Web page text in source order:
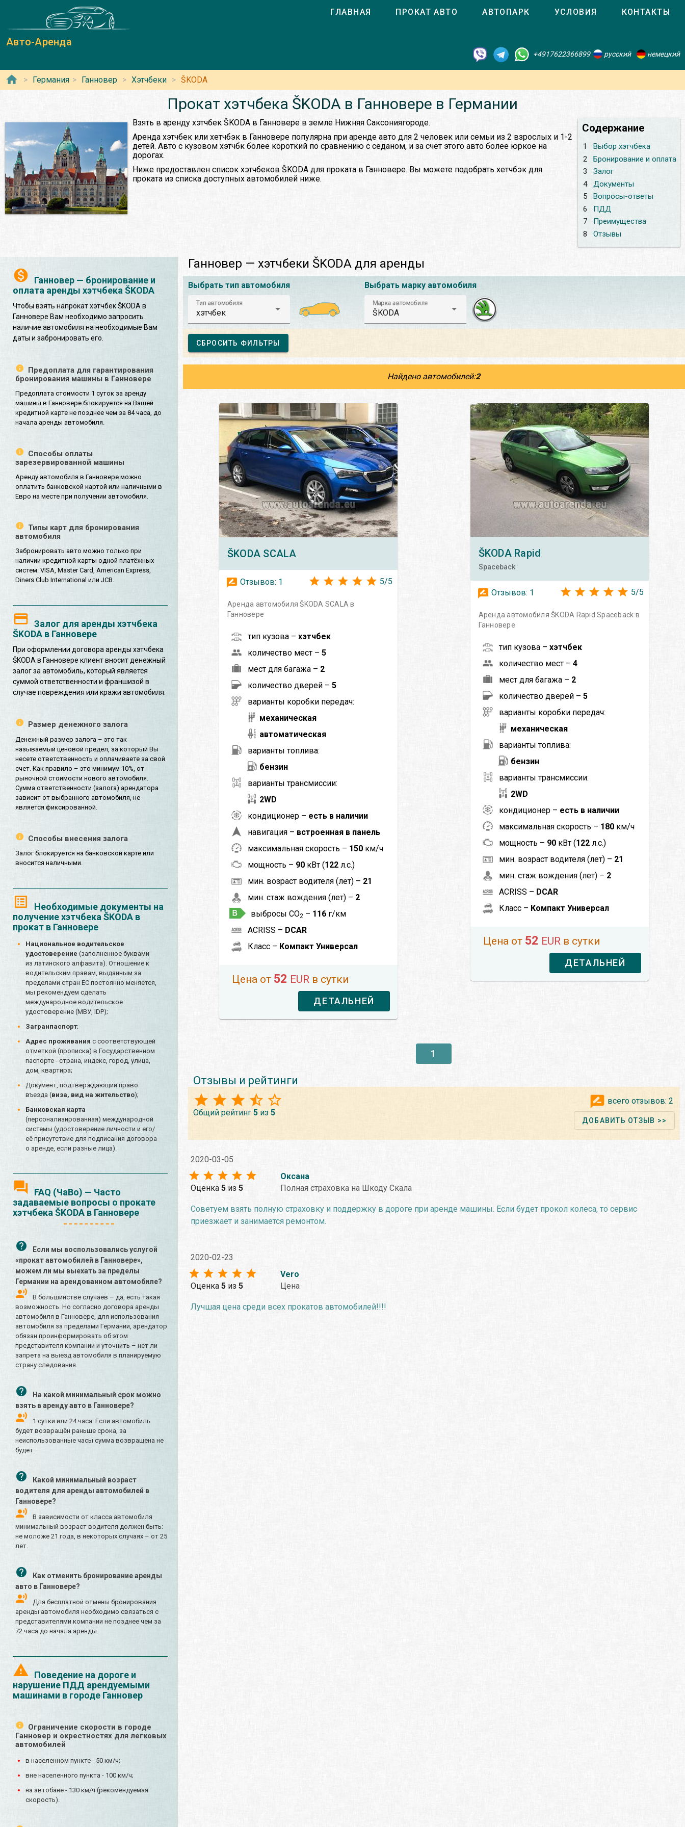
Авто-Аренда
ГЛАВНАЯ ПРОКАТ АВТО АВТОПАРК УСЛОВИЯ КОНТАКТЫ
+4917622366899 русский немецкий
Германия Ганновер Хэтчбеки ŠKODA
Прокат хэтчбека ŠKODA в Ганновере в Германии
Содержание
1
Выбор хэтчбека
2
Бронирование и оплата
3
Залог
4
Документы
5
Вопросы-ответы
6
ПДД
7
Преимущества
8
Отзывы
Взять в аренду хэтчбек ŠKODA в Ганновере в земле Нижняя Саксониягороде.
Аренда хэтчбек или хетчбэк в Ганновере популярна при аренде авто для 2 человек или семьи из 2 взрослых и 1-2
детей. Авто с кузовом хэтчбк более короткий по сравнению с седаном, и за счёт этого авто более юркое на
дорогах.
Ниже предоставлен список хэтчбеков ŠKODA для проката в Ганновере. Вы можете подобрать хетчбэк для
проката из списка доступных автомобилей ниже.
Ганновер — бронирование и
оплата аренды хэтчбека ŠKODA
Чтобы взять напрокат хэтчбек ŠKODA в
Ганновере Вам необходимо запросить
наличие автомобиля на необходимые Вам
даты и забронировать его.
Предоплата для гарантирования
бронирования машины в Ганновере
Предоплата стоимости 1 суток за аренду
машины в Ганновере блокируется на Вашей
кредитной карте не позднее чем за 84 часа, до
начала аренды автомобиля.
Способы оплаты
зарезервированной машины
Аренду автомобиля в Ганновере можно
оплатить банковской картой или наличными в
Евро на месте при получении автомобиля.
Типы карт для бронирования
автомобиля
Забронировать авто можно только при
наличии кредитной карты одной платёжных
систем: VISA, Master Card, American Express,
Diners Club International или JCB.
Залог для аренды хэтчбека
ŠKODA в Ганновере
При оформлении договора аренды хэтчбека
ŠKODA в Ганновере клиент вносит денежный
залог за автомобиль, который является
суммой ответственности и франшизой в
случае повреждения или кражи автомобиля.
Размер денежного залога
Денежный размер залога – это так
называемый ценовой предел, за который Вы
несете ответственность и оплачиваете за свой
счет. Как правило – это минимум 10%, от
рыночной стоимости нового автомобиля.
Сумма ответственности (залога) арендатора
зависит от выбранного автомобиля, не
является фиксированной.
Способы внесения залога
Залог блокируется на банковской карте или
вносится наличными.
Необходимые документы на
получение хэтчбека ŠKODA в
прокат в Ганновере
Национальное водительское
удостоверение (заполненное буквами
из латинского алфавита). Отношение к
водительским правам, выданным за
пределами стран ЕС постоянно меняется,
мы рекомендуем сделать
международное водительское
удостоверение (МВУ, IDP);
Загранпаспорт;
Адрес проживания с соответствующей
отметкой (прописка) в Государственном
паспорте - страна, индекс, город, улица,
дом, квартира;
Документ, подтверждающий право
въезда (виза, вид на жительство);
Банковская карта
(персонализированная) международной
системы (удостоверение личности и его/
её присутствие для подписания договора
о аренде, если разные лица).
FAQ (ЧаВо) — Часто
задаваемые вопросы о прокате
хэтчбека ŠKODA в Ганновере
Если мы воспользовались услугой
«прокат автомобилей в Ганновере»,
можем ли мы выехать за пределы
Германии на арендованном автомобиле?
В большинстве случаев – да, есть такая
возможность. Но согласно договора аренды
автомобиля в Ганновере, для использования
автомобиля за пределами Германии, арендатор
обязан проинформировать об этом
представителя компании и уточнить – нет ли
запрета на выезд автомобиля в планируемую
страну следования.
На какой минимальный срок можно
взять в аренду авто в Ганновере?
1 сутки или 24 часа. Если автомобиль
будет возвращён раньше срока, за
неиспользованные часы сумма возвращена не
будет.
Какой минимальный возраст
водителя для аренды автомобилей в
Ганновере?
В зависимости от класса автомобиля
минимальный возраст водителя должен быть:
не моложе 21 года, в некоторых случаях – от 25
лет.
Как отменить бронирование аренды
авто в Ганновере?
Для бесплатной отмены бронирования
аренды автомобиля необходимо связаться с
представителями компании не позднее чем за
72 часа до начала аренды.
Поведение на дороге и
нарушение ПДД арендуемыми
машинами в городе Ганновер
Ограничение скорости в городе
Ганновер и окрестностях для легковых
автомобилей
в населенном пункте - 50 км/ч;
вне населенного пункта - 100 км/ч;
на автобане - 130 км/ч (рекомендуемая
скорость).
Ганновер — хэтчбеки ŠKODA для аренды
Выбрать тип автомобиля
Тип автомобиля
хэтчбек
Выбрать марку автомобиля
Марка автомобиля
ŠKODA
СБРОСИТЬ ФИЛЬТРЫ
Найдено автомобилей:2
ŠKODA SCALA
Отзывов: 1 5/5
Аренда автомобиля ŠKODA SCALA в
Ганновере
тип кузова – хэтчбек
количество мест – 5
мест для багажа – 2
количество дверей – 5
варианты коробки передач:
механическая
автоматическая
варианты топлива:
бензин
варианты трансмиссии:
2WD
кондиционер – есть в наличии
навигация – встроенная в панель
максимальная скорость – 150 км/ч
мощность – 90 кВт (122л.с.)
мин. возраст водителя (лет) – 21
мин. стаж вождения (лет) – 2
выбросы CO2 – 116 г/км
ACRISS – DCAR
Класс – Компакт Универсал
Цена от 52 EUR в сутки
ДЕТАЛЬНЕЙ
ŠKODA Rapid
Spaceback
Отзывов: 1 5/5
Аренда автомобиля ŠKODA Rapid Spaceback в
Ганновере
тип кузова – хэтчбек
количество мест – 4
мест для багажа – 2
количество дверей – 5
варианты коробки передач:
механическая
варианты топлива:
бензин
варианты трансмиссии:
2WD
кондиционер – есть в наличии
максимальная скорость – 180 км/ч
мощность – 90 кВт (122л.с.)
мин. возраст водителя (лет) – 21
мин. стаж вождения (лет) – 2
ACRISS – DCAR
Класс – Компакт Универсал
Цена от 52 EUR в сутки
ДЕТАЛЬНЕЙ
1
Отзывы и рейтинги
Общий рейтинг 5из 5
всего отзывов: 2
ДОБАВИТЬ ОТЗЫВ >>
2020-03-05
Оценка 5из 5
Оксана
Полная страховка на Шкоду Скала
Советуем взять полную страховку и поддержку в дороге при аренде машины. Если будет прокол колеса, то сервис
приезжает и занимается ремонтом.
2020-02-23
Оценка 5из 5
Vero
Цена
Лучшая цена среди всех прокатов автомобилей!!!!